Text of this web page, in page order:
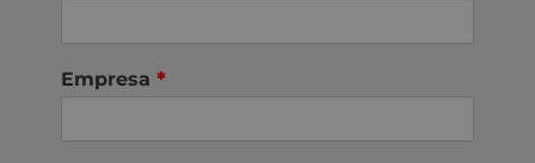
Empresa *